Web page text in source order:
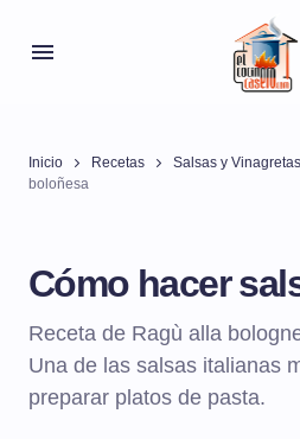
Inicio Recetas Salsas y Vinagretas
boloñesa
Cómo hacer
Receta de Ragù alla
Una de las salsas italianas
preparar platos de pasta.